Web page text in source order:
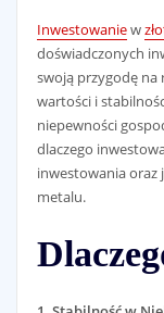
Inwestowaniew
doświadczonych
swoją przygodę na
wartości i
niepewności
dlaczego
inwestowania oraz
metalu.